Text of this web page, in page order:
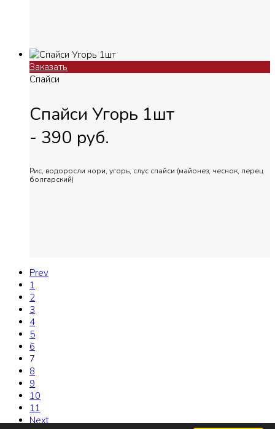
Заказать
Спайси
Спайси Угорь 1шт
- 390 руб.
Рис, водоросли нори, угорь, слус спайси (майонез, чеснок, перец
болгарский)
Prev
1
2
3
4
5
6
7
8
9
10
11
Next